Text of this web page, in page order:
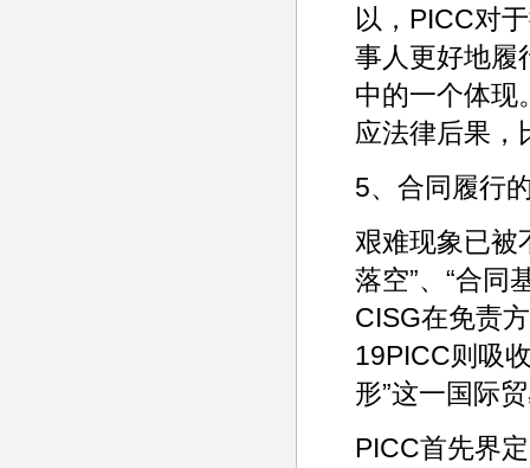
以，PICC对
事人更好地履
中的一个体现
应法律后果，
5、合同履行
艰难现象已被
落空”、“合同
CISG在免责
19PICC则吸
形”这一国际
PICC首先界